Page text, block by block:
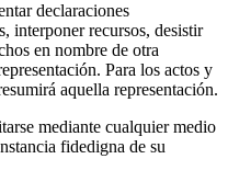
declaraciones
interponer recursos, desistir
en nombre de otra
Para los actos y
aquella representación.
mediante cualquier medio
fidedigna de su